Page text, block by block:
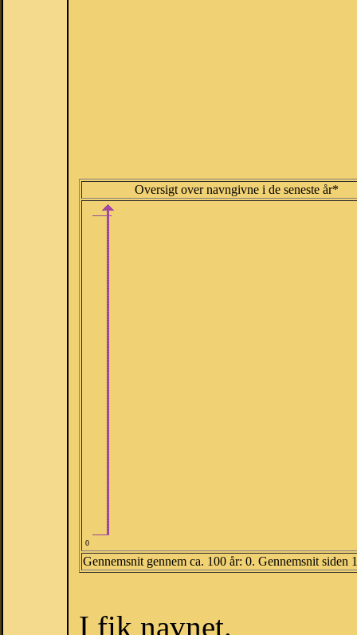
Oversigt over navngivne i de seneste år*
0
Gennemsnit gennem ca. 100 år: 0. Gennemsnit siden
I fik navnet.